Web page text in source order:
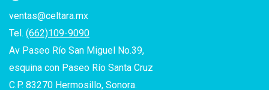
ventas@celtara.mx
Tel. (662)109-9090
Av Paseo Río San Miguel No.39,
esquina con Paseo Río Santa Cruz
C.P. 83270 Hermosillo, Sonora.